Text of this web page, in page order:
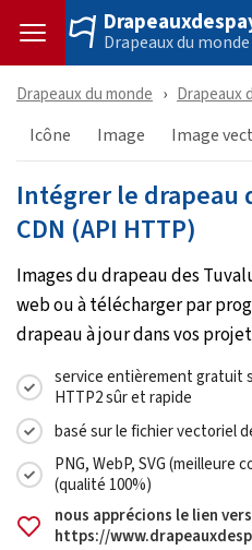
Drapeaux du monde
Drapeaux du monde Drapeaux
Icône Image Image
Intégrer le drapeau
CDN (API HTTP)
Images du drapeau des
web ou à télécharger par
drapeau à jour dans vos
service entièrement gratuit
HTTP2 sûr et rapide
basé sur le fichier vectoriel
PNG, WebP, SVG (meilleure
(qualité 100%)
nous apprécions le lien vers
https://